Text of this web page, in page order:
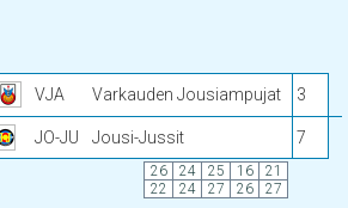
VJA Varkauden Jousiampujat 3
JO-JU Jousi-Jussit 7
26 24 25 16
21
22
24 27 26 27